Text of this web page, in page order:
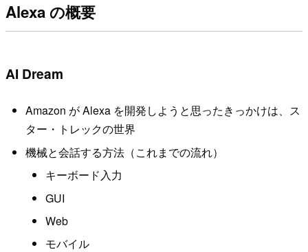
Alexa の概要
AI Dream
Amazon が Alexa を開発しようと思ったきっかけは、ス
ター・トレックの世界
機械と会話する方法（これまでの流れ）
キーボード入力
GUI
Web
モバイル